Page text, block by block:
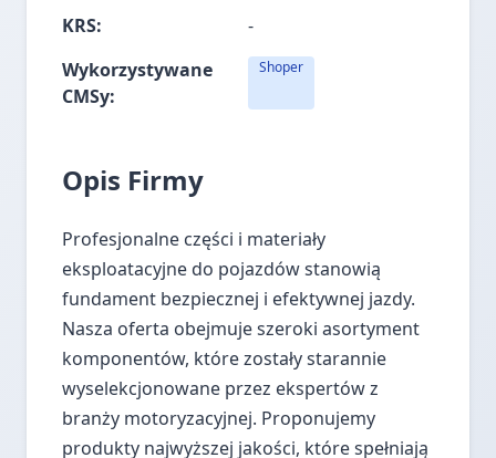
KRS:
-
Wykorzystywane
CMSy:
Shoper
Opis Firmy
Profesjonalne części i materiały
eksploatacyjne do pojazdów stanowią
fundament bezpiecznej i efektywnej jazdy.
Nasza oferta obejmuje szeroki asortyment
komponentów, które zostały starannie
wyselekcjonowane przez ekspertów z
branży motoryzacyjnej. Proponujemy
produkty najwyższej jakości, które spełniają